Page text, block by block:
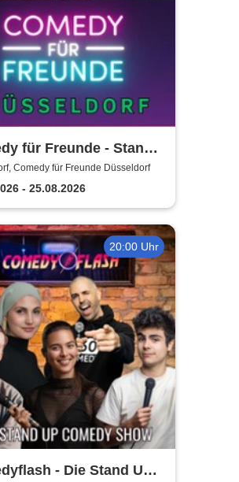
für Freunde - Stand-
Mic | Düsseldorf
Comedy für Freunde Düsseldorf
- 25.08.2026
20:00 Uhr
- Die Stand Up